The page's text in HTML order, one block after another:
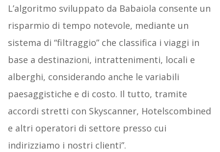
L’algoritmo sviluppato da Babaiola consente un
risparmio di tempo notevole, mediante un
sistema di “filtraggio” che classifica i viaggi in
base a destinazioni, intrattenimenti, locali e
alberghi, considerando anche le variabili
paesaggistiche e di costo. Il tutto, tramite
accordi stretti con Skyscanner, Hotelscombined
e altri operatori di settore presso cui
indirizziamo i nostri clienti”.